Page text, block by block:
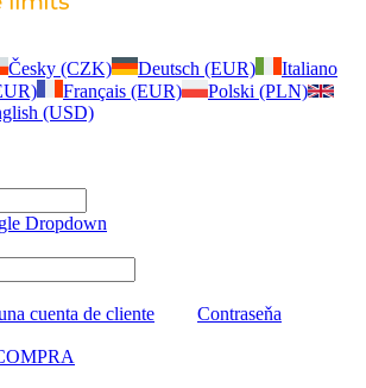
Česky (CZK) Deutsch (EUR)
Italiano
Français (EUR)
Polski (PLN)
(USD)
Dropdown
cuenta de cliente
Contraseňa